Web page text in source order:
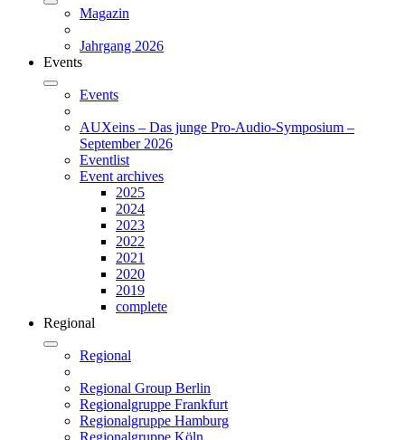
Magazin
Jahrgang 2026
Events
Events
AUXeins – Das junge Pro-Audio-Symposium –
September 2026
Eventlist
Event archives
2025
2024
2023
2022
2021
2020
2019
complete
Regional
Regional
Regional Group Berlin
Regionalgruppe Frankfurt
Regionalgruppe Hamburg